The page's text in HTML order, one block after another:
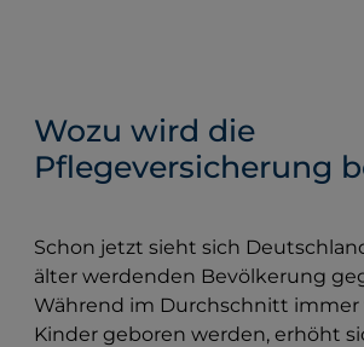
Wozu wird die
Pflegeversicherung
Schon jetzt sieht sich
älter werdenden Bevölkerung
Während im Durchschnitt immer
Kinder geboren werden, erhöht